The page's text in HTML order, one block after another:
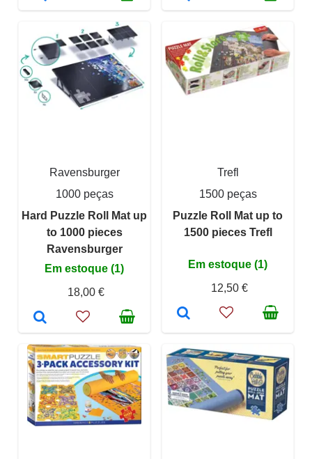
Ravensburger
1000 peças
Hard Puzzle Roll Mat up
to 1000 pieces
Ravensburger
Em estoque (1)
18,00 €
Trefl
1500 peças
Puzzle Roll Mat up to
1500 pieces Trefl
Em estoque (1)
12,50 €